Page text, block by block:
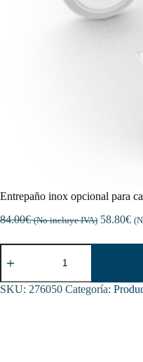
Entrepaño inox opcional para
84.00€ (No incluye IVA) 58.80€
Entrepaño
inox
para
carro
SKU: 276050 Categoría: